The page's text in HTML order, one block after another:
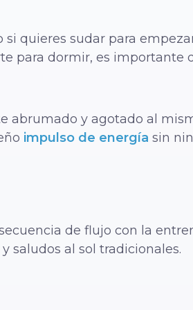
quieres sudar para
para dormir, es importante
abrumado y agotado al
impulso de energía sin
de flujo con la
saludos al sol tradicionales.